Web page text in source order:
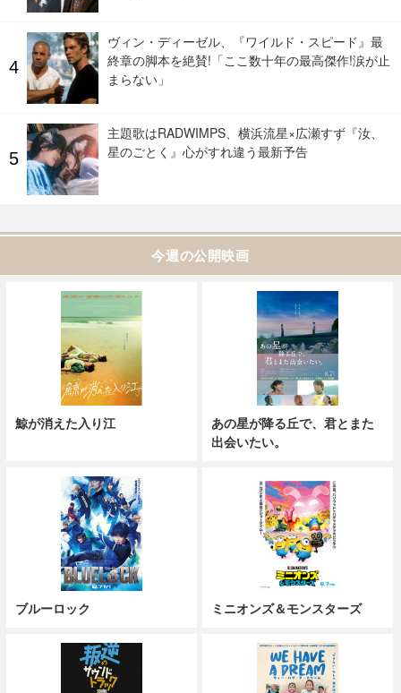
ヴィン・ディーゼル、『ワイルド・スピード』最
終章の脚本を絶賛!「ここ数十年の最高傑作!涙が止
まらない」
主題歌はRADWIMPS、横浜流星×広瀬すず『汝、
星のごとく』心がすれ違う最新予告
今週の公開映画
鯨が消えた入り江
あの星が降る丘で、君とまた
出会いたい。
ブルーロック ミニオンズ＆モンスターズ